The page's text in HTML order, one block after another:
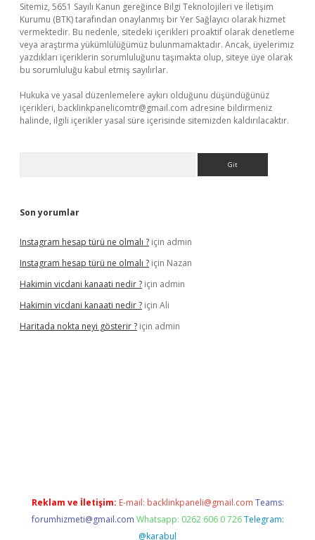
Sitemiz, 5651 Sayılı Kanun gereğince Bilgi Teknolojileri ve İletişim
Kurumu (BTK) tarafından onaylanmış bir Yer Sağlayıcı olarak hizmet
vermektedir. Bu nedenle, sitedeki içerikleri proaktif olarak denetleme
veya araştırma yükümlülüğümüz bulunmamaktadır. Ancak, üyelerimiz
yazdıkları içeriklerin sorumluluğunu taşımakta olup, siteye üye olarak
bu sorumluluğu kabul etmiş sayılırlar.
Hukuka ve yasal düzenlemelere aykırı olduğunu düşündüğünüz
içerikleri, backlinkpanelicomtr@gmail.com adresine bildirmeniz
halinde, ilgili içerikler yasal süre içerisinde sitemizden kaldırılacaktır.
Son yorumlar
Instagram hesap türü ne olmalı ? için admin
Instagram hesap türü ne olmalı ? için Nazan
Hakimin vicdani kanaati nedir ? için admin
Hakimin vicdani kanaati nedir ? için Ali
Haritada nokta neyi gösterir ? için admin
Reklam ve İletişim: E-mail: backlinkpaneli@gmail.com Teams:
forumhizmeti@gmail.com Whatsapp: 0262 606 0 726 Telegram:
@karabul